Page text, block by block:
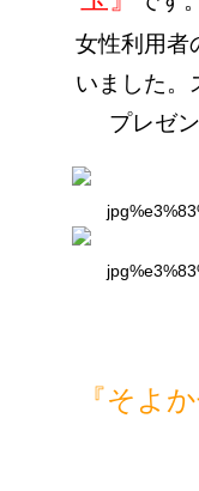
女性利用者
いました。
プレゼ
『そよ